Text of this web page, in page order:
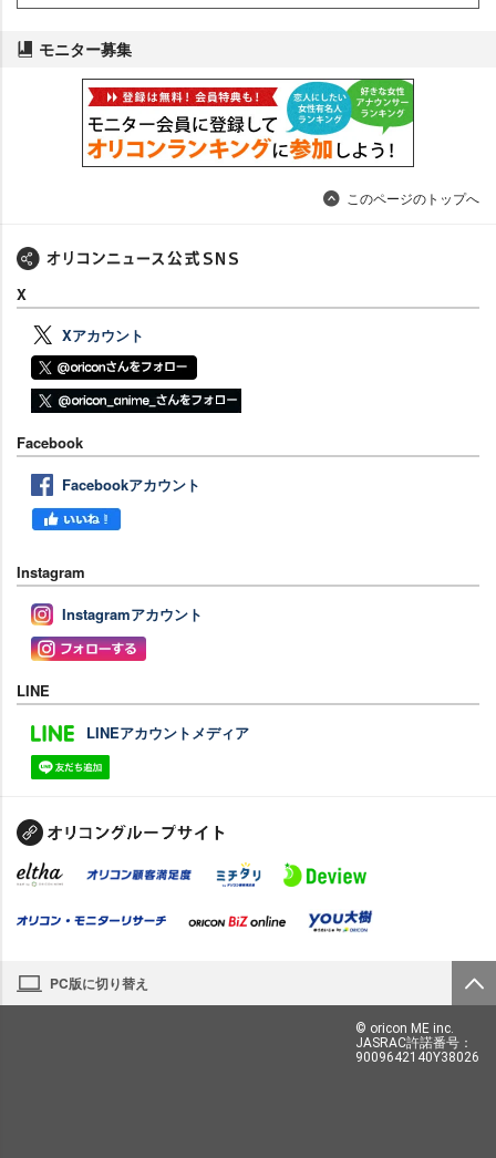
モニター募集
このページのトップへ
X
Xアカウント
Facebook
Facebookアカウント
Instagram
Instagramアカウント
LINE
LINEアカウントメディア
PC版に切り替え
© oricon ME inc.
JASRAC許諾番号：
9009642140Y38026